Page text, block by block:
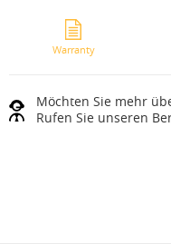
Warranty
Möchten Sie mehr
Rufen Sie unseren